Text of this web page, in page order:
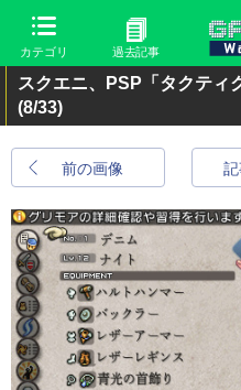
カテゴリ 過去記事
スクエニ、PSP「タクティ
(8/33)
前の画像